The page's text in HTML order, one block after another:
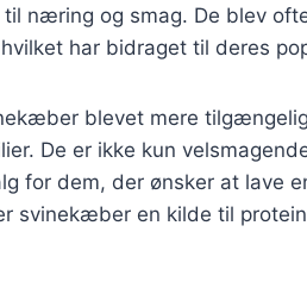
til næring og smag. De blev
har bidraget til deres
blevet mere
De er ikke kun
for dem, der ønsker at lave
svinekæber en kilde til